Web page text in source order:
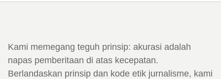
Kami memegang teguh prinsip: akurasi adalah
napas pemberitaan di atas kecepatan.
Berlandaskan prinsip dan kode etik jurnalisme, kami